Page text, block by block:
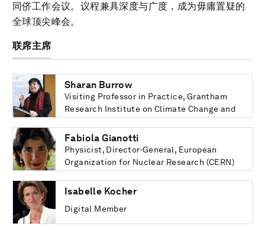
同侪工作会议。议程兼具深度与广度，成为毋庸置疑的
全球顶尖峰会。
联席主席
Visiting Professor in Practice, Grantham
Research Institute on Climate Change and
the Environment
Sharan Burrow
Physicist, Director-General, European
Organization for Nuclear Research (CERN)
(2016-2025)
Fabiola Gianotti
Digital Member
Isabelle Kocher